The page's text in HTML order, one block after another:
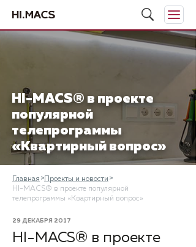
​HI-MACS® в проекте
популярной
телепрограммы
«Квартирный вопрос»
Главная
Проекты и новости
​HI-MACS® в проекте популярной
телепрограммы «Квартирный вопрос»
29 ДЕКАБРЯ 2017
​HI-MACS® в проекте